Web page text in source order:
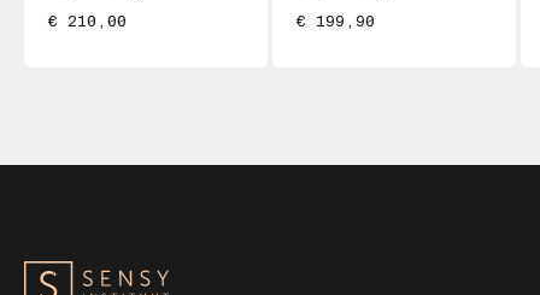
€ 210,00 € 199,90